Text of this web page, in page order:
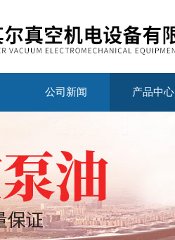
公司新闻 产品中心